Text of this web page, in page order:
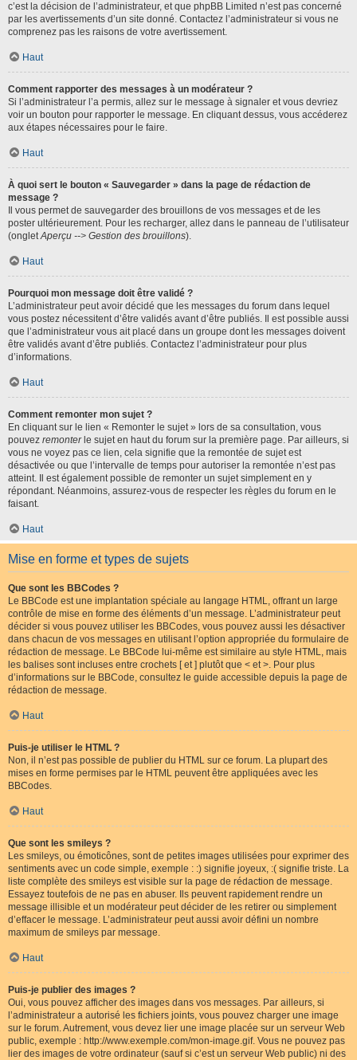
c’est la décision de l’administrateur, et que phpBB Limited n’est pas concerné
par les avertissements d’un site donné. Contactez l’administrateur si vous ne
comprenez pas les raisons de votre avertissement.
Haut
Comment rapporter des messages à un modérateur ?
Si l’administrateur l’a permis, allez sur le message à signaler et vous devriez
voir un bouton pour rapporter le message. En cliquant dessus, vous accéderez
aux étapes nécessaires pour le faire.
Haut
À quoi sert le bouton « Sauvegarder » dans la page de rédaction de
message ?
Il vous permet de sauvegarder des brouillons de vos messages et de les
poster ultérieurement. Pour les recharger, allez dans le panneau de l’utilisateur
(ongletAperçu --> Gestion des brouillons).
Haut
Pourquoi mon message doit être validé ?
L’administrateur peut avoir décidé que les messages du forum dans lequel
vous postez nécessitent d’être validés avant d’être publiés. Il est possible aussi
que l’administrateur vous ait placé dans un groupe dont les messages doivent
être validés avant d’être publiés. Contactez l’administrateur pour plus
d’informations.
Haut
Comment remonter mon sujet ?
En cliquant sur le lien « Remonter le sujet » lors de sa consultation, vous
pouvez remonterle sujet en haut du forum sur la première page. Par ailleurs, si
vous ne voyez pas ce lien, cela signifie que la remontée de sujet est
désactivée ou que l’intervalle de temps pour autoriser la remontée n’est pas
atteint. Il est également possible de remonter un sujet simplement en y
répondant. Néanmoins, assurez-vous de respecter les règles du forum en le
faisant.
Haut
Mise en forme et types de sujets
Que sont les BBCodes ?
Le BBCode est une implantation spéciale au langage HTML, offrant un large
contrôle de mise en forme des éléments d’un message. L’administrateur peut
décider si vous pouvez utiliser les BBCodes, vous pouvez aussi les désactiver
dans chacun de vos messages en utilisant l’option appropriée du formulaire de
rédaction de message. Le BBCode lui-même est similaire au style HTML, mais
les balises sont incluses entre crochets [ et ] plutôt que < et >. Pour plus
d’informations sur le BBCode, consultez le guide accessible depuis la page de
rédaction de message.
Haut
Puis-je utiliser le HTML ?
Non, il n’est pas possible de publier du HTML sur ce forum. La plupart des
mises en forme permises par le HTML peuvent être appliquées avec les
BBCodes.
Haut
Que sont les smileys ?
Les smileys, ou émoticônes, sont de petites images utilisées pour exprimer des
sentiments avec un code simple, exemple : :) signifie joyeux, :( signifie triste. La
liste complète des smileys est visible sur la page de rédaction de message.
Essayez toutefois de ne pas en abuser. Ils peuvent rapidement rendre un
message illisible et un modérateur peut décider de les retirer ou simplement
d’effacer le message. L’administrateur peut aussi avoir défini un nombre
maximum de smileys par message.
Haut
Puis-je publier des images ?
Oui, vous pouvez afficher des images dans vos messages. Par ailleurs, si
l’administrateur a autorisé les fichiers joints, vous pouvez charger une image
sur le forum. Autrement, vous devez lier une image placée sur un serveur Web
public, exemple : http://www.exemple.com/mon-image.gif. Vous ne pouvez pas
lier des images de votre ordinateur (sauf si c’est un serveur Web public) ni des